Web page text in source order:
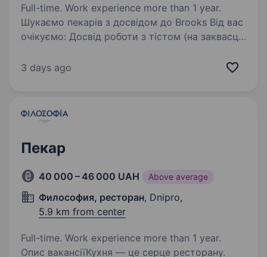
Full-time. Work experience more than 1 year.
Шукаємо пекарів з досвідом до Brooks Від вас
очікуємо: Досвід роботи з тістом (на заквасці,
Бажання розвивати свої навички
3 days ago
Пекар
40 000 – 46 000 UAH Above average
Философия, ресторан, Dnipro,
5.9 km from center
Full-time. Work experience more than 1 year.
Опис вакансіїКухня — це серце ресторану.